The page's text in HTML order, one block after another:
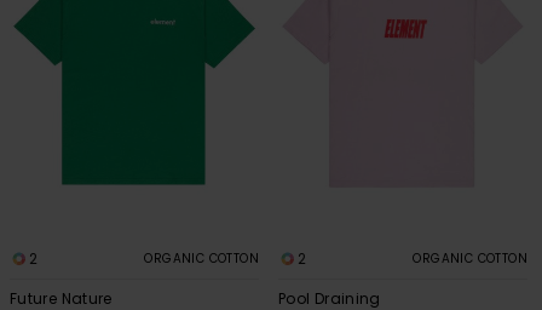
2 ORGANIC COTTON
Future Nature
2 ORGANIC COTTON
Pool Draining